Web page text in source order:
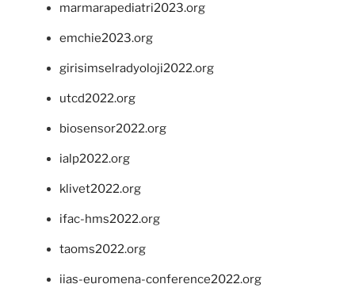
marmarapediatri2023.org
emchie2023.org
girisimselradyoloji2022.org
utcd2022.org
biosensor2022.org
ialp2022.org
klivet2022.org
ifac-hms2022.org
taoms2022.org
iias-euromena-conference2022.org